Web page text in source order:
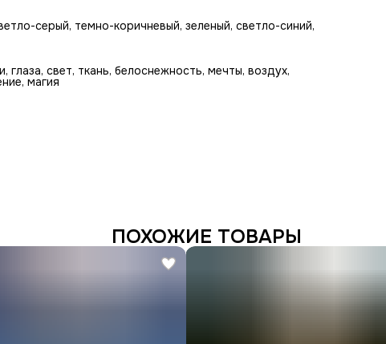
серый, темно-коричневый, зеленый, светло-синий,
свет, ткань, белоснежность, мечты, воздух,
магия
ПОХОЖИЕ ТОВАРЫ